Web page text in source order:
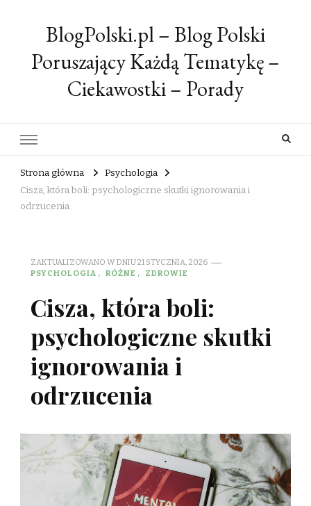
BlogPolski.pl – Blog Polski
Poruszający Każdą Tematykę –
Ciekawostki – Porady
Strona główna
Psychologia
Cisza, która boli: psychologiczne skutki ignorowania i
odrzucenia
ZAKTUALIZOWANO W DNIU21 STYCZNIA, 2026
PSYCHOLOGIA
RÓŻNE ZDROWIE
Cisza, która boli:
psychologiczne skutki
ignorowania i
odrzucenia